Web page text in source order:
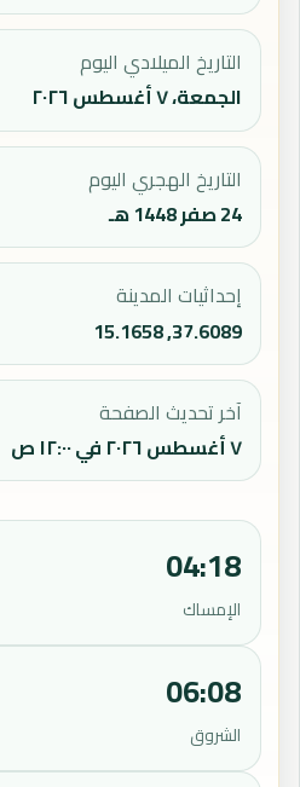
التاريخ الميلادي اليوم
الجمعة، ٧ أغسطس ٢٠٢٦
التاريخ الهجري اليوم
24 صفر 1448 هـ
إحداثيات المدينة
37.6089, 15.1658
آخر تحديث الصفحة
٧ أغسطس ٢٠٢٦ في ١٢:٠٠ ص
04:18
الإمساك
06:08
الشروق